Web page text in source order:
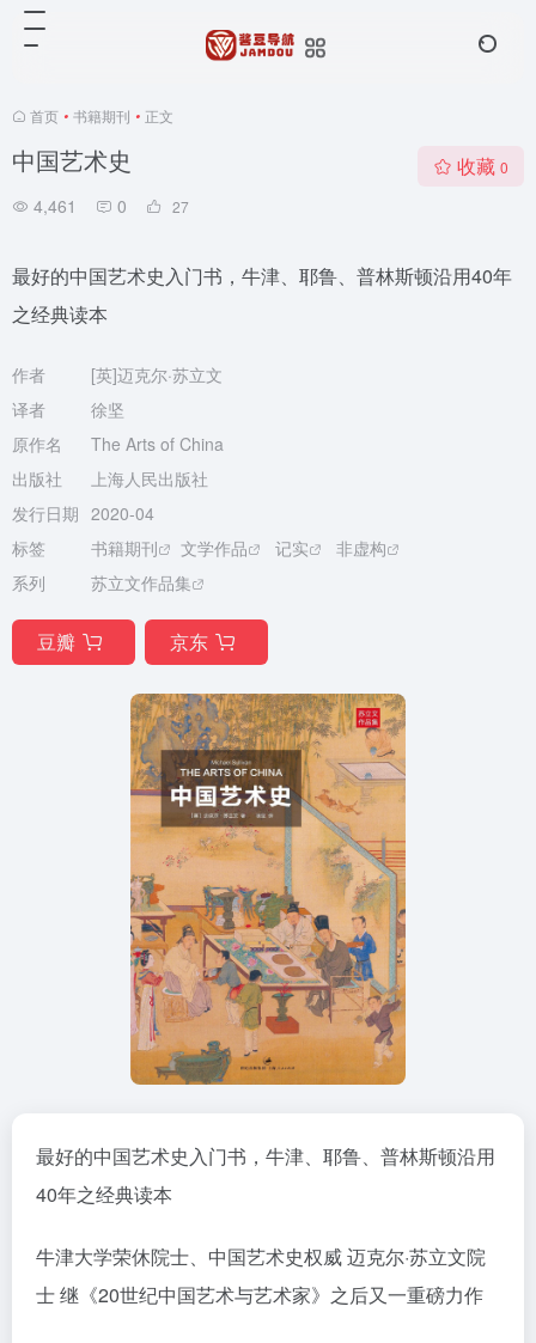
首页 • 书籍期刊 • 正文
中国艺术史
4,461 0 27
收藏 0
最好的中国艺术史入门书，牛津、耶鲁、普林斯顿沿用40年
之经典读本
作者
[英]迈克尔·苏立文
译者
徐坚
原作名
The Arts of China
出版社
上海人民出版社
发行日期 2020-04
标签
书籍期刊 文学作品 记实
非虚构
系列
苏立文作品集
豆瓣 京东
最好的中国艺术史入门书，牛津、耶鲁、普林斯顿沿用
40年之经典读本
牛津大学荣休院士、中国艺术史权威 迈克尔·苏立文院
士 继《20世纪中国艺术与艺术家》之后又一重磅力作